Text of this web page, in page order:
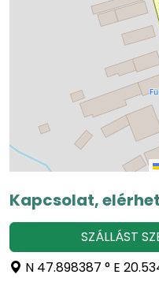
Kapcsolat,
SZÁLLÁST
N 47.898387 ° E